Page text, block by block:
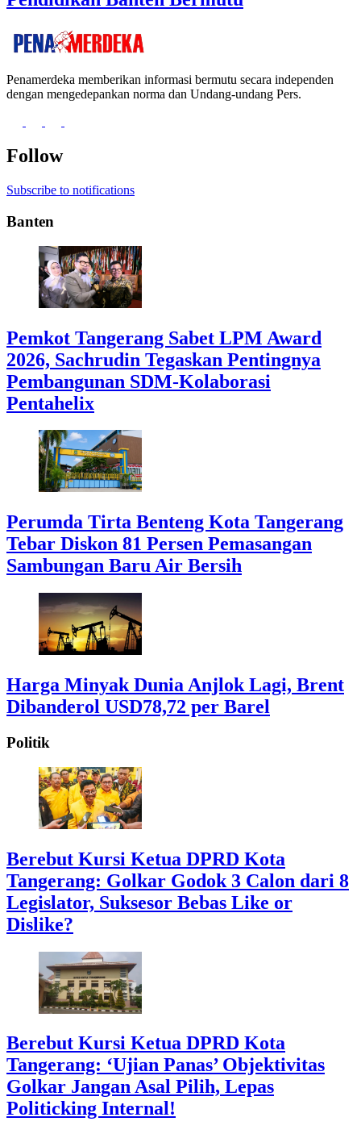
Penamerdeka memberikan informasi bermutu secara independen
dengan mengedepankan norma dan Undang-undang Pers.
Follow
Subscribe to notifications
Banten
Pemkot Tangerang Sabet LPM Award
2026, Sachrudin Tegaskan Pentingnya
Pembangunan SDM-Kolaborasi
Pentahelix
Perumda Tirta Benteng Kota Tangerang
Tebar Diskon 81 Persen Pemasangan
Sambungan Baru Air Bersih
Harga Minyak Dunia Anjlok Lagi, Brent
Dibanderol USD78,72 per Barel
Politik
Berebut Kursi Ketua DPRD Kota
Tangerang: Golkar Godok 3 Calon dari 8
Legislator, Suksesor Bebas Like or
Dislike?
Berebut Kursi Ketua DPRD Kota
Tangerang: ‘Ujian Panas’ Objektivitas
Golkar Jangan Asal Pilih, Lepas
Politicking Internal!